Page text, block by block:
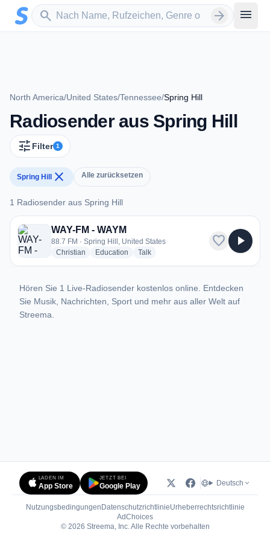
Zum Hauptinhalt springen
search
Sender suchen arrow_forward menu
North America/United States/Tennessee/Spring Hill
Radiosender aus Spring Hill
tune Filter 1
Spring Hill close Alle zurücksetzen
1 Radiosender aus Spring Hill
1 Radiosender aus Spring Hill
WAY-FM - WAYM
88.7 FM · Spring Hill, United States
Christian radio stations
Education radio stations
Talkradio stations
favorite play_arrow
Hören Sie 1 Live-Radiosender kostenlos online. Entdecken
Sie Musik, Nachrichten, Sport und mehr aus aller Welt auf
Streema.
LADEN IM
App Store
JETZT BEI
Google Play Deutsch
Nutzungsbedingungen DatenschutzrichtlinieUrheberrechtsrichtlinie
AdChoices(öffnet in neuem Tab)
© 2026 Streema, Inc. Alle Rechte vorbehalten